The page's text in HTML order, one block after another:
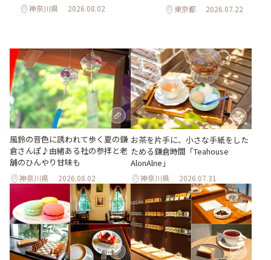
神奈川県 2026.08.02 東京都 2026.07.22
風鈴の音色に誘われて歩く夏の鎌
倉さんぽ♪由緒ある社の参拝と老
舗のひんやり甘味も
神奈川県 2026.08.02
お茶を片手に、小さな手紙をした
ためる鎌倉時間「Teahouse
AlonAlne」
神奈川県 2026.07.31